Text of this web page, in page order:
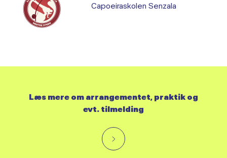
Capoeiraskolen Senzala
Læs mere om arrangementet, praktik og
evt. tilmelding